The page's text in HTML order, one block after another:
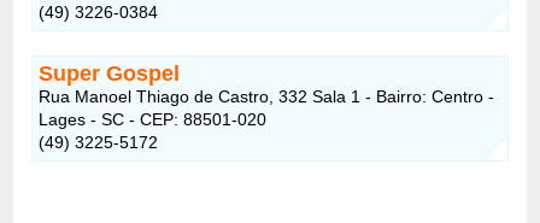
(49) 3226-0384
Super Gospel
Rua Manoel Thiago de Castro, 332 Sala 1 - Bairro: Centro -
Lages - SC - CEP: 88501-020
(49) 3225-5172